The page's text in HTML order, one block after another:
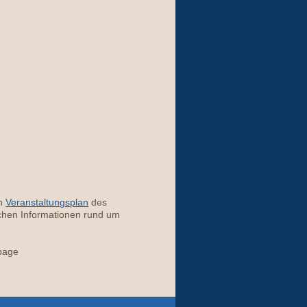
Veranstaltungsplan des
Informationen rund um